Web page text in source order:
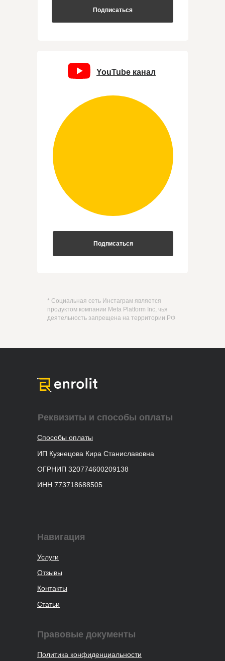
Подписаться
YouTube канал
Подписаться
* Социальная сеть Инстаграм является
продуктом компании Meta Platform Inc, чья
деятельность запрещена на территории РФ
Реквизиты и способы оплаты
ИП Кузнецова Кира Станиславовна
ИНН 773718688505
ОГРНИП 320774600209138
Способы оплаты
Правовые документы
Политика конфиденциальности
Навигация
Услуги
Отзывы
Контакты
Статьи